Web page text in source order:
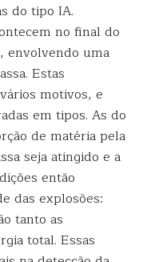
do tipo IA.
no final do
envolvendo uma
Estas
motivos, e
em tipos. As do
de matéria pela
seja atingido e a
então
das explosões:
tanto as
total. Essas